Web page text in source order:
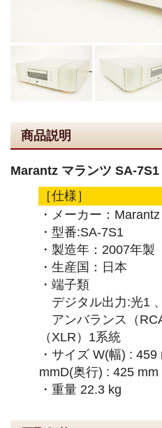
商品説明
Marantz マランツ SA-7S1
［仕様］
・メーカー：Marantz
・型番:SA-7S1
・製造年：2007年製
・生産国：日本
・端子類
デジタル出力:光1
アンバランス（
（XLR）1系統
・サイズ W(幅) :
mmD(奥行) : 425 mm
・重量 22.3 kg